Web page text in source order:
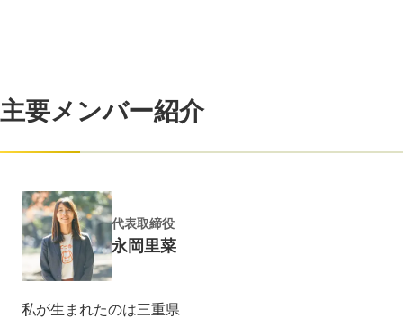
主要メンバー紹介
代表取締役
永岡里菜
私が生まれたのは三重県